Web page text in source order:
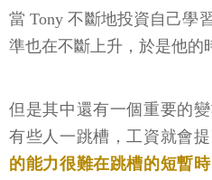
當 Tony 不斷地投資自己學
準也在不斷上升，於是他的
但是其中還有一個重要的
有些人一跳槽，工資就會
的能力很難在跳槽的短暫